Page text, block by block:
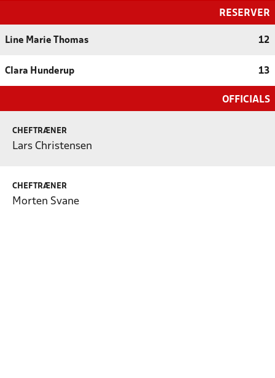
RESERVER
Line Marie Thomas 12
Clara Hunderup 13
OFFICIALS
CHEFTRÆNER
Lars Christensen
CHEFTRÆNER
Morten Svane